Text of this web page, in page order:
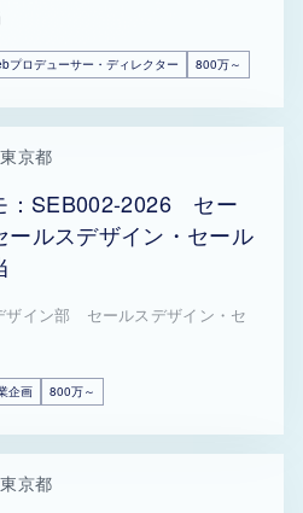
プロデューサー・ディレクター 800万～
東京都
：SEB002-2026 セー
ルスデザイン・セール
イン部 セールスデザイン・セ
企画 800万～
東京都